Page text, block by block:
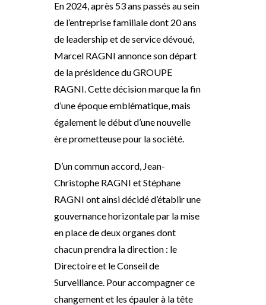
En 2024, après 53 ans passés au sein
de l’entreprise familiale dont 20 ans
de leadership et de service dévoué,
Marcel RAGNI annonce son départ
de la présidence du GROUPE
RAGNI. Cette décision marque la fin
d’une époque emblématique, mais
également le début d’une nouvelle
ère prometteuse pour la société.
D’un commun accord, Jean-
Christophe RAGNI et Stéphane
RAGNI ont ainsi décidé d’établir une
gouvernance horizontale par la mise
en place de deux organes dont
chacun prendra la direction : le
Directoire et le Conseil de
Surveillance. Pour accompagner ce
changement et les épauler à la tête